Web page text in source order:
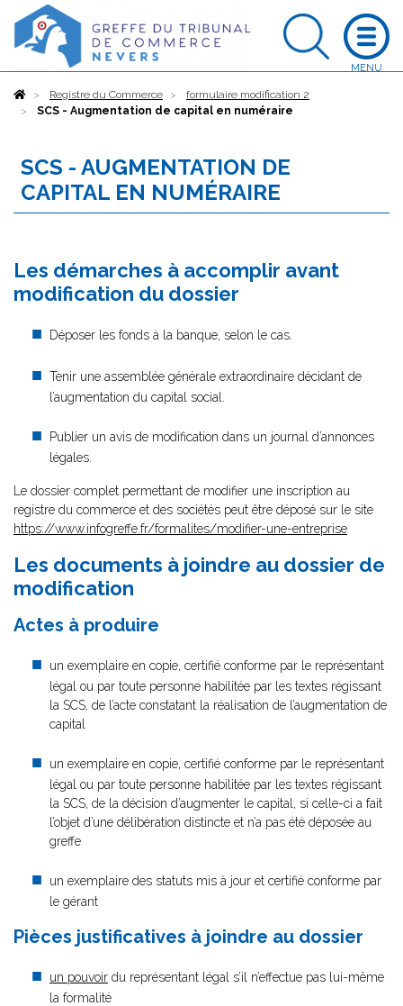
AccueilRegistre du Commerce
formulaire modification 2
SCS - Augmentation de capital en numéraire
SCS - AUGMENTATION DE
CAPITAL EN NUMÉRAIRE
Les démarches à accomplir avant
modification du dossier
Déposer les fonds à la banque, selon le cas.
Tenir une assemblée générale extraordinaire décidant de
l’augmentation du capital social.
Publier un avis de modification dans un journal d’annonces
légales.
Le dossier complet permettant de modifier une inscription au
registre du commerce et des sociétés peut être déposé sur le site
https://www.infogreffe.fr/formalites/modifier-une-entreprise
Les documents à joindre au dossier de
modification
Actes à produire
un exemplaire en copie, certifié conforme par le représentant
légal ou par toute personne habilitée par les textes régissant
la SCS, de l’acte constatant la réalisation de l’augmentation de
capital
un exemplaire en copie, certifié conforme par le représentant
légal ou par toute personne habilitée par les textes régissant
la SCS, de la décision d’augmenter le capital, si celle-ci a fait
l’objet d’une délibération distincte et n’a pas été déposée au
greffe
un exemplaire des statuts mis à jour et certifié conforme par
le gérant
Pièces justificatives à joindre au dossier
un pouvoir du représentant légal s’il n’effectue pas lui-même
la formalité